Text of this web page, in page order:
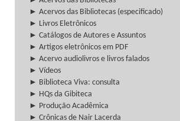
► Acervos das Bibliotecas (especificado)
► Livros Eletrônicos
► Catálogos de Autores e Assuntos
► Artigos eletrônicos em PDF
► Acervo audiolivros e livros falados
► Vídeos
► Biblioteca Viva: consulta
► HQs da Gibiteca
► Produção Acadêmica
► Crônicas de Nair Lacerda